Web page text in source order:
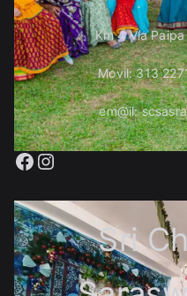
Km 4 Vía
Movil: 313
em@il:
Facebook
Instagram
Sri